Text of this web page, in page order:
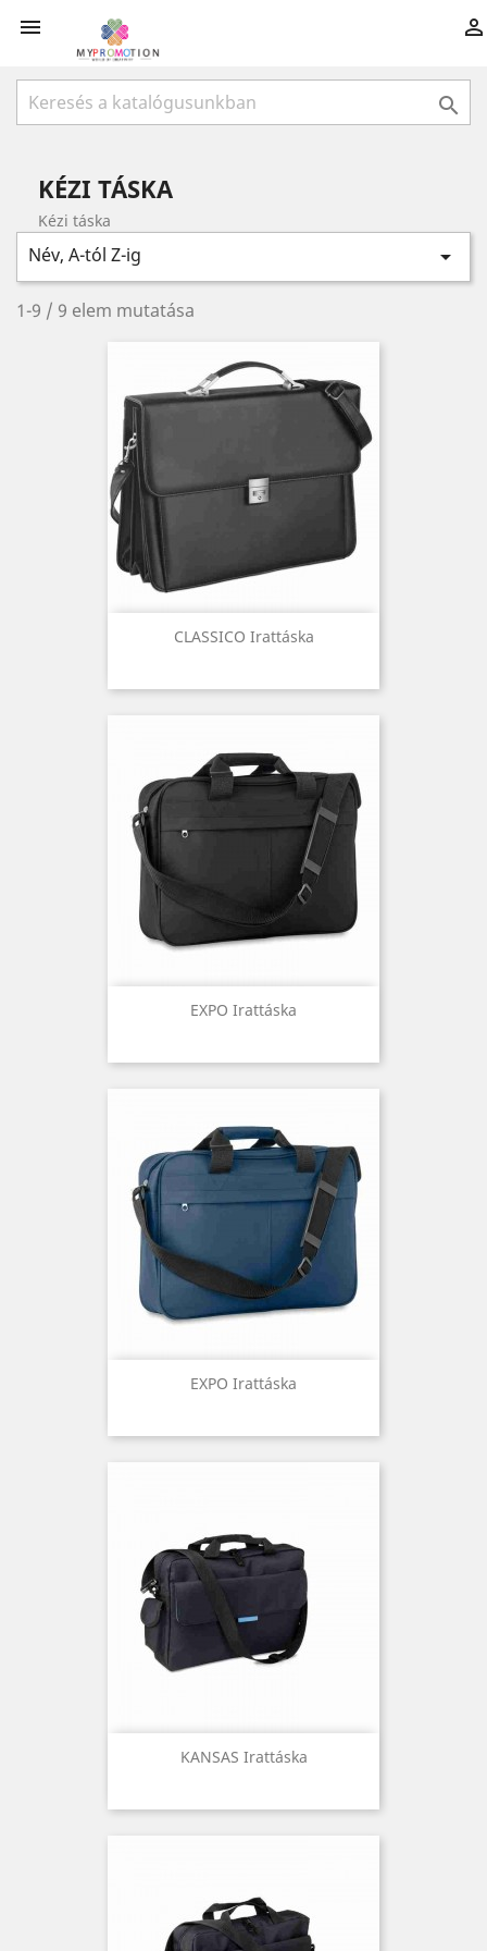
 

KÉZI TÁSKA
Kézi táska
Név, A-tól Z-ig 
1-9 / 9 elem mutatása
CLASSICO Irattáska
EXPO Irattáska
EXPO Irattáska
KANSAS Irattáska